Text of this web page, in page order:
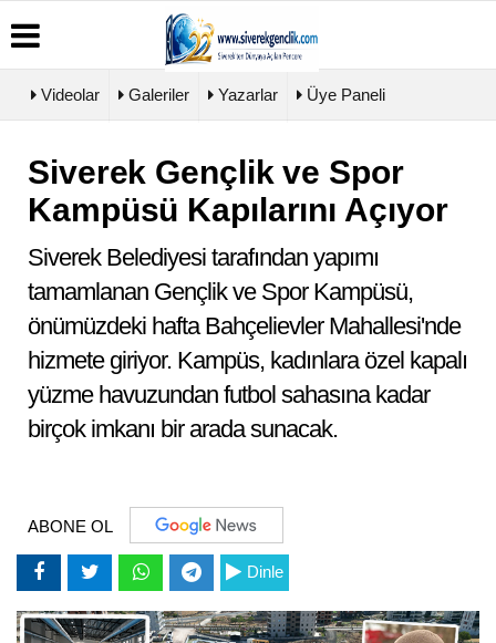
Üye
Haber
Günün
Haberleri
Biyografiler
Köşe
Video
Foto
Galeri
Künye
İletişim
Çerez
İlkeleri
Videolar Galeriler Yazarlar Üye Paneli
Siverek Gençlik ve Spor
Kampüsü Kapılarını Açıyor
Siverek Belediyesi tarafından yapımı
tamamlanan Gençlik ve Spor Kampüsü,
önümüzdeki hafta Bahçelievler Mahallesi'nde
hizmete giriyor. Kampüs, kadınlara özel kapalı
yüzme havuzundan futbol sahasına kadar
birçok imkanı bir arada sunacak.
ABONE OL
Dinle